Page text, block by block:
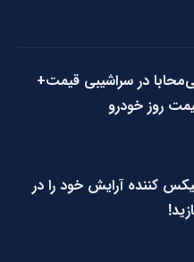
در سراشیبی قیمت+
روز خودرو
کننده آرایش خود را در